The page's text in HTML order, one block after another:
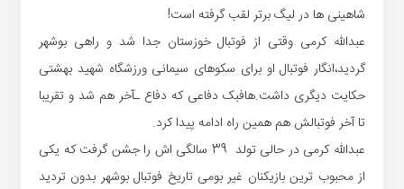
شاهینی ها در لیگ برتر لقب گرفته است!
عبدالله کرمی وقتی از فوتبال خوزستان جدا شد و راهی بوشهر
گردید،انگار فوتبال او برای سکوهای سیمانی ورزشگاه شهید بهشتی
حکایت دیگری داشت.هافبک دفاعی که دفاع ـآخر هم شد و تقریبا
تا آخر فوتبالش هم همین راه ادامه پیدا کرد.
عبدالله کرمی در حالی تولد 39 سالگی اش را جشن گرفت که یکی
از محبوب ترین بازیکنان غیر بومی تاریخ فوتبال بوشهر بدون تردید